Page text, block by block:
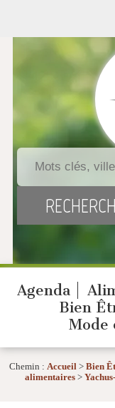
Agenda
Bien
Mode
Chemin : Accueil> Bien
alimentaires >